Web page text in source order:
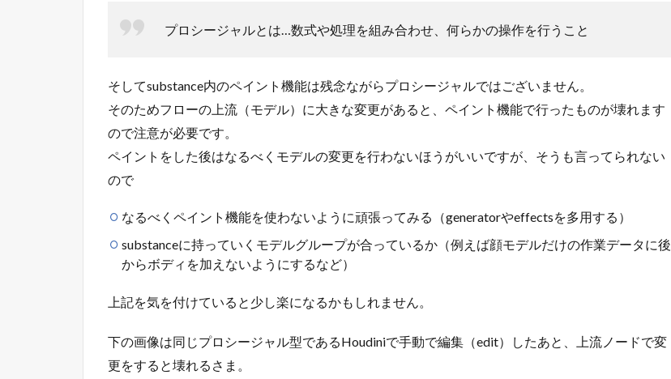
プロシージャルとは…数式や処理を組み合わせ、何らかの操作を行うこと
そしてsubstance内のペイント機能は残念ながらプロシージャルではございません。
そのためフローの上流（モデル）に大きな変更があると、ペイント機能で行ったものが壊れます
ので注意が必要です。
ペイントをした後はなるべくモデルの変更を行わないほうがいいですが、そうも言ってられない
ので
なるべくペイント機能を使わないように頑張ってみる（generatorやeffectsを多用する）
substanceに持っていくモデルグループが合っているか（例えば顔モデルだけの作業データに後
からボディを加えないようにするなど）
上記を気を付けていると少し楽になるかもしれません。
下の画像は同じプロシージャル型であるHoudiniで手動で編集（edit）したあと、上流ノードで変
更をすると壊れるさま。